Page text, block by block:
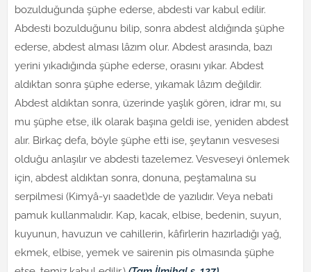
bozulduğunda şüphe ederse, abdesti var kabul edilir.
Abdesti bozulduğunu bilip, sonra abdest aldığında şüphe
ederse, abdest alması lâzım olur. Abdest arasında, bazı
yerini yıkadığında şüphe ederse, orasını yıkar. Abdest
aldıktan sonra şüphe ederse, yıkamak lâzım değildir.
Abdest aldıktan sonra, üzerinde yaşlık gören, idrar mı, su
mu şüphe etse, ilk olarak başına geldi ise, yeniden abdest
alır. Birkaç defa, böyle şüphe etti ise, şeytanın vesvesesi
olduğu anlaşılır ve abdesti tazelemez. Vesveseyi önlemek
için, abdest aldıktan sonra, donuna, peştamalına su
serpilmesi (Kimyâ-yı saadet)de de yazılıdır. Veya nebati
pamuk kullanmalıdır. Kap, kacak, elbise, bedenin, suyun,
kuyunun, havuzun ve cahillerin, kâfirlerin hazırladığı yağ,
ekmek, elbise, yemek ve sairenin pis olmasında şüphe